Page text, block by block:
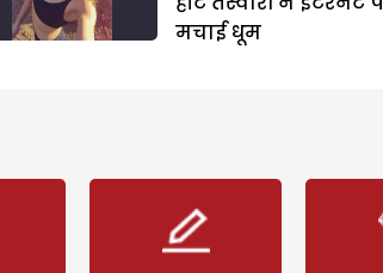
मचाई धूम